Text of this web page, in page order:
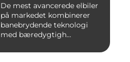
De mest avancerede elbiler
på markedet kombinerer
banebrydende teknologi
med bæredygtigh...